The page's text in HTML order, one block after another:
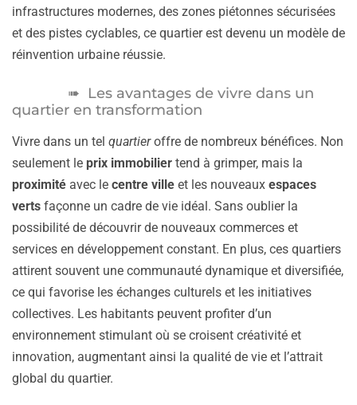
infrastructures modernes, des zones piétonnes sécurisées
et des pistes cyclables, ce quartier est devenu un modèle de
réinvention urbaine réussie.
Les avantages de vivre dans un
quartier en transformation
Vivre dans un tel quartieroffre de nombreux bénéfices. Non
seulement le prix immobilier tend à grimper, mais la
proximité avec le centre ville et les nouveaux espaces
verts façonne un cadre de vie idéal. Sans oublier la
possibilité de découvrir de nouveaux commerces et
services en développement constant. En plus, ces quartiers
attirent souvent une communauté dynamique et diversifiée,
ce qui favorise les échanges culturels et les initiatives
collectives. Les habitants peuvent profiter d’un
environnement stimulant où se croisent créativité et
innovation, augmentant ainsi la qualité de vie et l’attrait
global du quartier.